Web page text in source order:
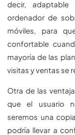
decir,
ordenador de
móviles, para
confortable
mayoría de las
visitas y ventas se
Otra de las
que el usuario
seremos una
podría llevar a